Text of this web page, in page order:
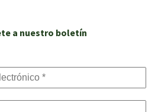
a nuestro boletín